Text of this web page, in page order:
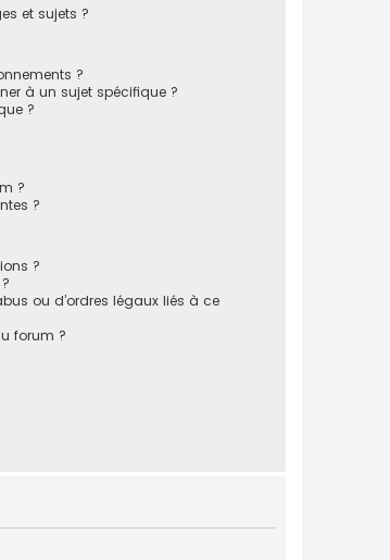
et sujets ?
?
à un sujet spécifique ?
?
?
?
?
ou d’ordres légaux liés à ce
forum ?